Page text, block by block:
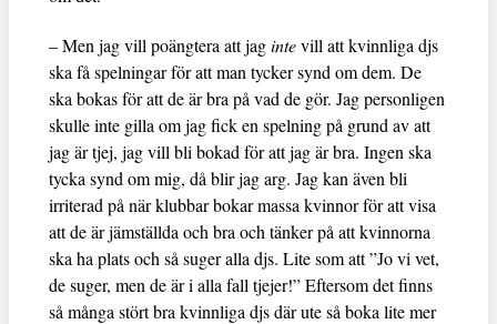
– Men jag vill poängtera att jagintevill att kvinnliga djs
ska få spelningar för att man tycker synd om dem. De
ska bokas för att de är bra på vad de gör. Jag personligen
skulle inte gilla om jag fick en spelning på grund av att
jag är tjej, jag vill bli bokad för att jag är bra. Ingen ska
tycka synd om mig, då blir jag arg. Jag kan även bli
irriterad på när klubbar bokar massa kvinnor för att visa
att de är jämställda och bra och tänker på att kvinnorna
ska ha plats och så suger alla djs. Lite som att ”Jo vi vet,
de suger, men de är i alla fall tjejer!” Eftersom det finns
så många stört bra kvinnliga djs där ute så boka lite mer